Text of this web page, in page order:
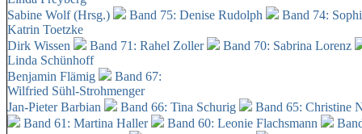
Sabine Wolf (Hrsg.)
Band 75: Denise Rudolph
Band 74:
Katrin Toetzke
Dirk Wissen
Band 71: Rahel Zoller
Band 70: Sabrina Lorenz
Linda Schünhoff
Benjamin Flämig
Band 67:
Wilfried Sühl-Strohmenger
Jan-Pieter Barbian
Band 66: Tina Schurig
Band 65: Christine
Band 61: Martina Haller
Band 60: Leonie Flachsmann